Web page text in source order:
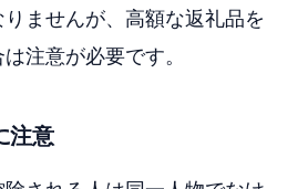
ませんが、高額な返礼品を
注意が必要です。
注意